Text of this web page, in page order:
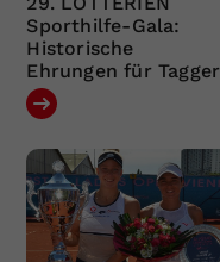
Sporthilfe-Gala:
Historische
Ehrungen für Tagger